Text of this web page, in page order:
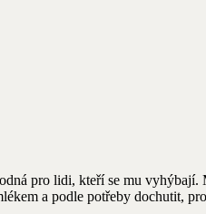
pro lidi, kteří se mu
a podle potřeby dochutit,